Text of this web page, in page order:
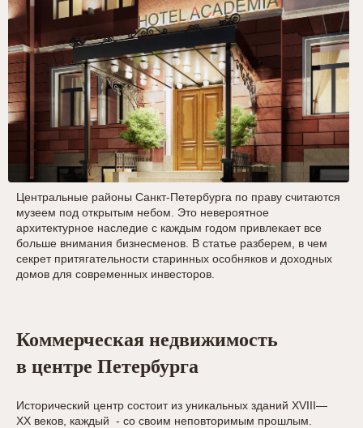
Центральные районы Санкт-Петербурга по праву считаются
музеем под открытым небом. Это невероятное
архитектурное наследие с каждым годом привлекает все
больше внимания бизнесменов. В статье разберем, в чем
секрет притягательности старинных особняков и доходных
домов для современных инвесторов.
Коммерческая недвижимость
в центре Петербурга
Исторический центр состоит из уникальных зданий XVIII—
XX веков, каждый - со своим неповторимым прошлым.